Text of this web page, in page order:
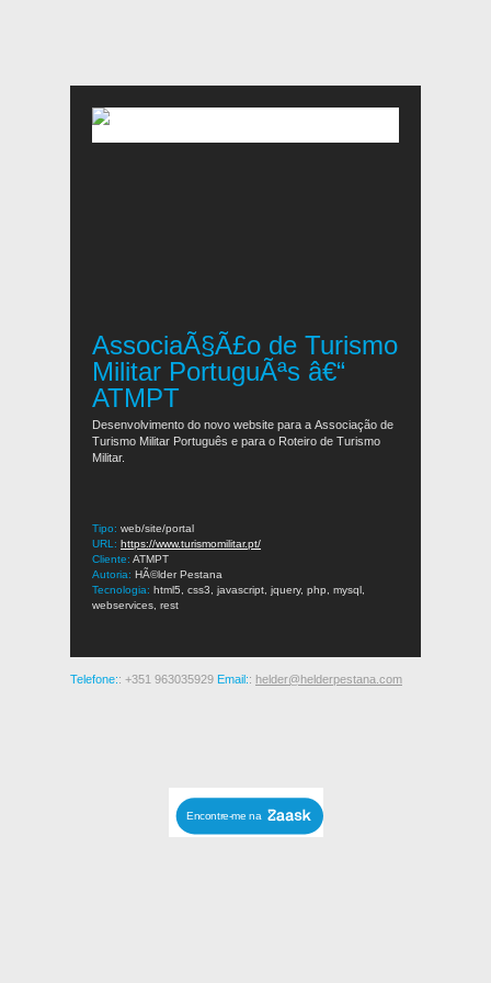
AssociaÃ§Ã£o de Turismo
Militar PortuguÃªs â€“
ATMPT
Desenvolvimento do novo website para a Associação de
Turismo Militar Português e para o Roteiro de Turismo
Militar.
Tipo: web/site/portal
URL: https://www.turismomilitar.pt/
Cliente: ATMPT
Autoria: HÃ©lder Pestana
Tecnologia: html5, css3, javascript, jquery, php, mysql,
webservices, rest
Telefone:: +351 963035929 Email:: helder@helderpestana.com